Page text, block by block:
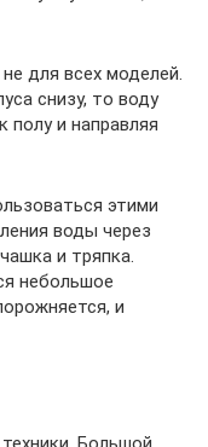
для всех моделей.
снизу, то воду
полу и направляя
этими
воды через
и тряпка.
небольшое
и